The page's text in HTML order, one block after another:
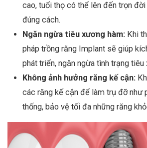
cao, tuổi thọ có thể lên đến trọn
đúng cách.
Ngăn ngừa tiêu xương hàm: Khi
pháp trồng răng Implant sẽ giúp
phát triển, ngăn ngừa tình trạng tiêu
Không ảnh hưởng răng kế cận:
các răng kế cận để làm trụ đỡ như
thống, bảo vệ tối đa những răng